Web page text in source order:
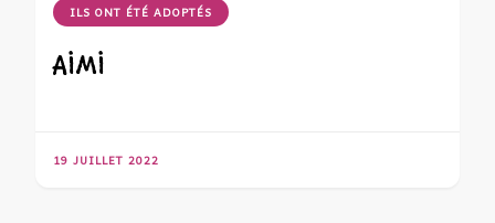
ILS ONT ÉTÉ ADOPTÉS
AIMI
19 JUILLET 2022